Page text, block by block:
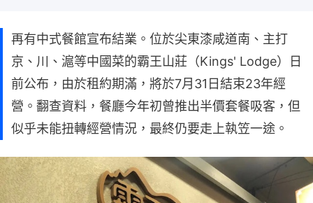
再有中式餐館宣布結業。位於尖東漆咸道南、主打
京、川、滬等中國菜的霸王山莊（Kings' Lodge）日
前公布，由於租約期滿，將於7月31日結束23年經
營。翻查資料，餐廳今年初曾推出半價套餐吸客，但
似乎未能扭轉經營情況，最終仍要走上執笠一途。